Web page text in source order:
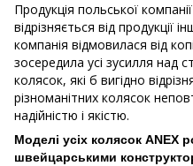
Продукція польської
відрізняється від продукції
компанія відмовилася від
зосередила усі зусилля над
колясок, які б вигідно
різноманітних колясок
надійністю і якістю.
Моделі усіх колясок ANEX
швейцарськими